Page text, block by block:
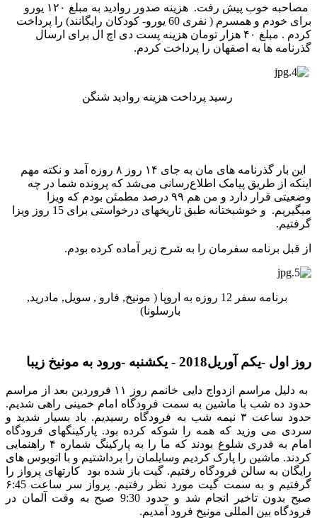
مصاحبه خوب پیش رفت. هزینه صدور روادید به مبلغ ۱۲۰ یورو
برای خودم و همسرم ( نفری 60 یورو- کودکان رایگانند) را پرداخت
کردم . مبلغ ۴۰ هزار تومان هزینه پست دی اچ ال برای ارسال
گذرنامه ها به اصفهان را پرداخت کردم.
رسید پرداخت هزینه روادید شنگن
این بار گذرنامه های مان به جای ۱۴ روز ۸ روزه آمد و نکته مهم
اینکه از طریق پیامک اطلاع‌رسانی می‌شد که پرونده شما در چه
وضعیتی قرار دارد و من هم ۹۹ درصد مطمئن بودم که ویزا
میگیریم. و خوشبختانه طبق تاریخهای درخواستی برای 15 روز ویزا
گرفتیم.
از قبل برنامه سفرمان را به شرح زیر آماده کرده بودم.
برنامه سفر 12 روزه به اروپا ( مونیخ, فارو , سویل, مادرید,
بارسلونا)
روز اول -یکم آوریل2018 - یکشنبه -ورود به مونیخ زیبا
به دلیل مراسم ازدواج دایی خانمم روز ۱۱ فروردین بعد از مراسم
حدود ده شب با ماشین به سمت فرودگاه امام خمینی راهی شدیم.
حدود ساعت ۳ نیمه شب به فرودگاه رسیدیم. باد بسیار شدید و
سردی می وزید که همه را شوکه کرده بود. پارکینگهای فرودگاه
امام به قدری شلوغ بودند که ما را به پارکینگ شماره ۴ راهنمایی
کردند. ماشین را پارک کردیم وسایلمان را برداشتیم و با اتوبوس های
رایگان به سالن فرودگاه رفتیم. گیت باز شده بود کارتهای پرواز را
گرفتیم و به سمت گیت مورد نظر رفتیم. پرواز سر ساعت ۶:45
صبح بدون تاخیر انجام شد و حدود 9:30 صبح به وقت آلمان در
فرودگاه بین المللی مونیخ فرود آمدیم.